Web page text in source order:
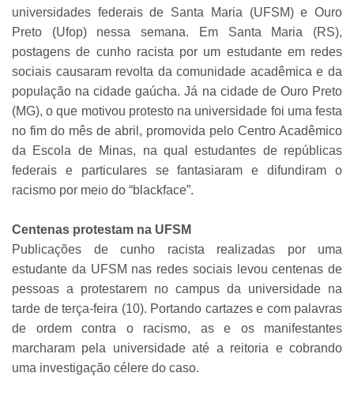
universidades federais de Santa Maria (UFSM) e Ouro
Preto (Ufop) nessa semana. Em Santa Maria (RS),
postagens de cunho racista por um estudante em redes
sociais causaram revolta da comunidade acadêmica e da
população na cidade gaúcha. Já na cidade de Ouro Preto
(MG), o que motivou protesto na universidade foi uma festa
no fim do mês de abril, promovida pelo Centro Acadêmico
da Escola de Minas, na qual estudantes de repúblicas
federais e particulares se fantasiaram e difundiram o
racismo por meio do “blackface”.
Centenas protestam na UFSM
Publicações de cunho racista realizadas por uma
estudante da UFSM nas redes sociais levou centenas de
pessoas a protestarem no campus da universidade na
tarde de terça-feira (10). Portando cartazes e com palavras
de ordem contra o racismo, as e os manifestantes
marcharam pela universidade até a reitoria e cobrando
uma investigação célere do caso.